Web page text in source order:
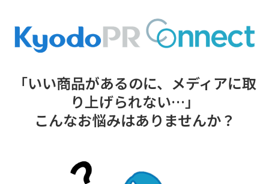
「いい商品があるのに、メディアに取
り上げられない…」
こんなお悩みはありませんか？